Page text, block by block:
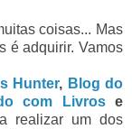
coisas... Mas
é adquirir. Vamos
Hunter, Blog do
com Livros
realizar um dos